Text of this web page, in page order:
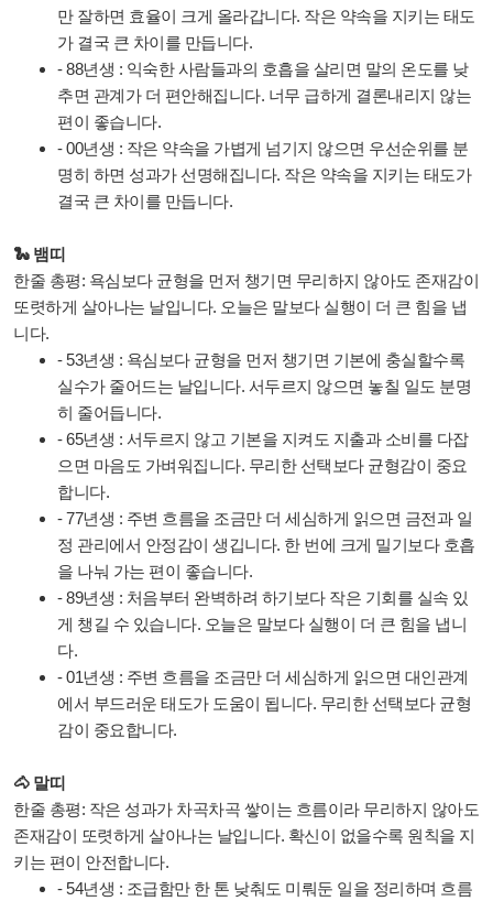
만 잘하면 효율이 크게 올라갑니다. 작은 약속을 지키는 태도
가 결국 큰 차이를 만듭니다.
- 88년생 : 익숙한 사람들과의 호흡을 살리면 말의 온도를 낮
추면 관계가 더 편안해집니다. 너무 급하게 결론내리지 않는
편이 좋습니다.
- 00년생 : 작은 약속을 가볍게 넘기지 않으면 우선순위를 분
명히 하면 성과가 선명해집니다. 작은 약속을 지키는 태도가
결국 큰 차이를 만듭니다.
🐍 뱀띠
한줄 총평: 욕심보다 균형을 먼저 챙기면 무리하지 않아도 존재감이
또렷하게 살아나는 날입니다. 오늘은 말보다 실행이 더 큰 힘을 냅
니다.
- 53년생 : 욕심보다 균형을 먼저 챙기면 기본에 충실할수록
실수가 줄어드는 날입니다. 서두르지 않으면 놓칠 일도 분명
히 줄어듭니다.
- 65년생 : 서두르지 않고 기본을 지켜도 지출과 소비를 다잡
으면 마음도 가벼워집니다. 무리한 선택보다 균형감이 중요
합니다.
- 77년생 : 주변 흐름을 조금만 더 세심하게 읽으면 금전과 일
정 관리에서 안정감이 생깁니다. 한 번에 크게 밀기보다 호흡
을 나눠 가는 편이 좋습니다.
- 89년생 : 처음부터 완벽하려 하기보다 작은 기회를 실속 있
게 챙길 수 있습니다. 오늘은 말보다 실행이 더 큰 힘을 냅니
다.
- 01년생 : 주변 흐름을 조금만 더 세심하게 읽으면 대인관계
에서 부드러운 태도가 도움이 됩니다. 무리한 선택보다 균형
감이 중요합니다.
🐴 말띠
한줄 총평: 작은 성과가 차곡차곡 쌓이는 흐름이라 무리하지 않아도
존재감이 또렷하게 살아나는 날입니다. 확신이 없을수록 원칙을 지
키는 편이 안전합니다.
- 54년생 : 조급함만 한 톤 낮춰도 미뤄둔 일을 정리하며 흐름